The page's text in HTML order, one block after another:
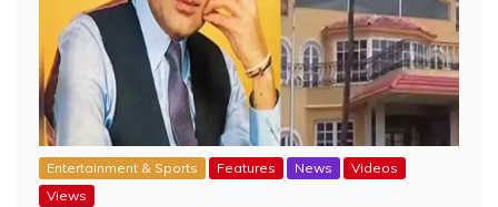
Entertainment & Sports Features News
Videos
Views